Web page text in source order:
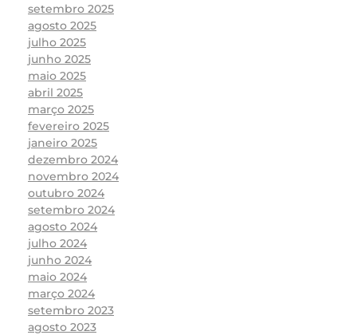
setembro 2025
agosto 2025
julho 2025
junho 2025
maio 2025
abril 2025
março 2025
fevereiro 2025
janeiro 2025
dezembro 2024
novembro 2024
outubro 2024
setembro 2024
agosto 2024
julho 2024
junho 2024
maio 2024
março 2024
setembro 2023
agosto 2023